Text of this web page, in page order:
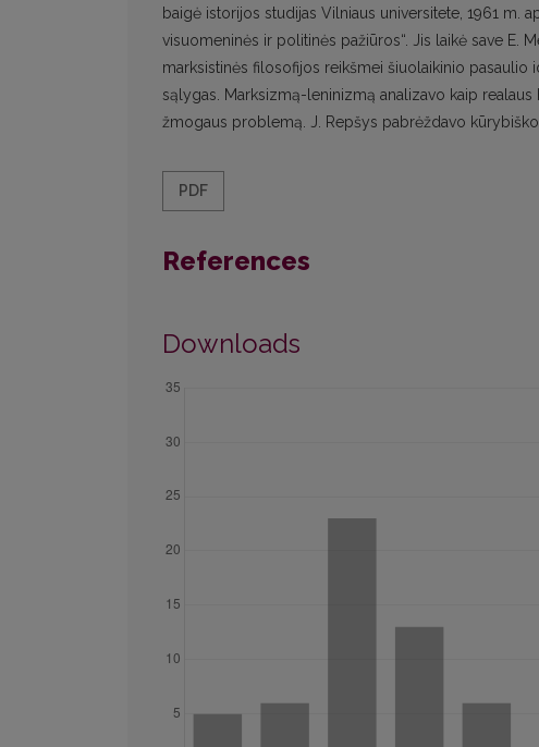
baigė istorijos studijas Vilniaus universitete, 1961 m.
visuomeninės ir politinės pažiūros“. Jis laikė save E.
marksistinės filosofijos reikšmei šiuolaikinio
sąlygas. Marksizmą-leninizmą analizavo kaip
žmogaus problemą. J. Repšys pabrėždavo
PDF
References
Downloads